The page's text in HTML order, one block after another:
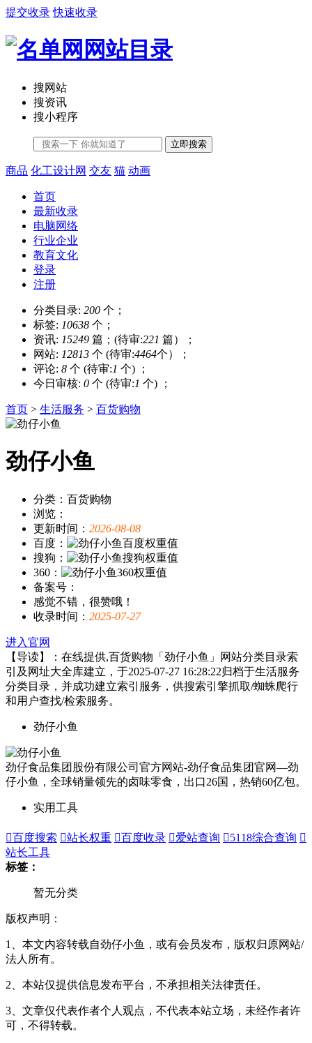
提交收录 快速收录
搜网站
搜资讯
搜小程序
立即搜索
商品 化工设计网 交友 猫 动画
首页
最新收录
电脑网络
行业企业
教育文化
登录
注册
分类目录: 200 个；
标签: 10638 个；
资讯: 15249 篇；(待审:221 篇）；
网站: 12813 个 (待审:4464个）；
评论: 8 个 (待审:1 个) ；
今日审核: 0 个 (待审:1 个) ；
首页 > 生活服务 > 百货购物
劲仔小鱼
分类：百货购物
浏览：
更新时间： 2026-08-08
百度：
搜狗：
360：
备案号：
感觉不错，很赞哦！
收录时间： 2025-07-27
进入官网
【导读】：在线提供,百货购物「劲仔小鱼」网站分类目录索
引及网址大全库建立，于2025-07-27 16:28:22归档于生活服务
分类目录，并成功建立索引服务，供搜索引擎抓取/蜘蛛爬行
和用户查找/检索服务。
劲仔小鱼
劲仔食品集团股份有限公司官方网站-劲仔食品集团官网—劲
仔小鱼，全球销量领先的卤味零食，出口26国，热销60亿包。
实用工具
百度搜索 站长权重 百度收录 爱站查询 5118综合查询 
站长工具
标签：
暂无分类
版权声明：
1、本文内容转载自劲仔小鱼，或有会员发布，版权归原网站/
法人所有。
2、本站仅提供信息发布平台，不承担相关法律责任。
3、文章仅代表作者个人观点，不代表本站立场，未经作者许
可，不得转载。